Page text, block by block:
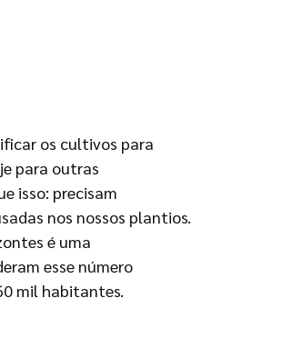
os cultivos para
para outras
isso: precisam
nos nossos plantios.
é uma
esse número
mil habitantes.